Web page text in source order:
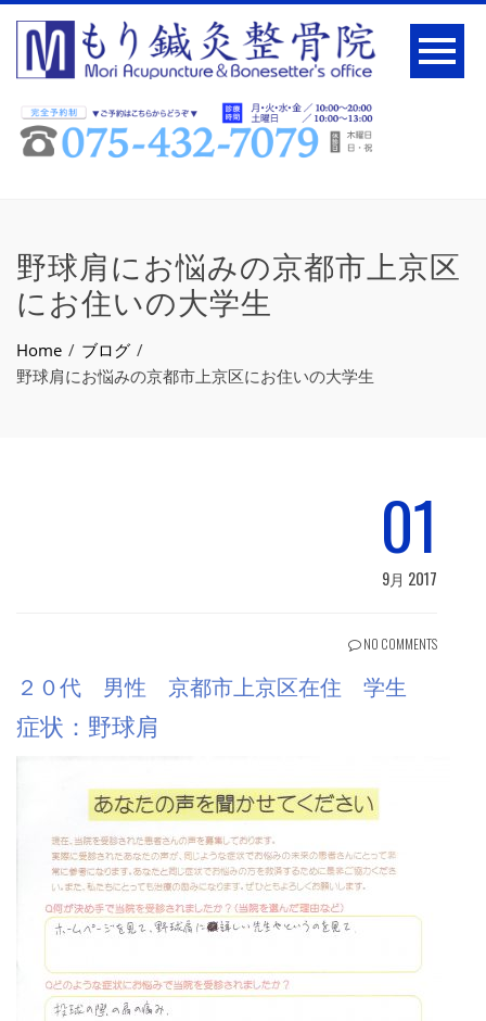
野球肩にお悩みの京都市上京区
にお住いの大学生
Home
ブログ
野球肩にお悩みの京都市上京区にお住いの大学生
01
9月 2017
NO COMMENTS
２０代 男性 京都市上京区在住 学生
症状：野球肩